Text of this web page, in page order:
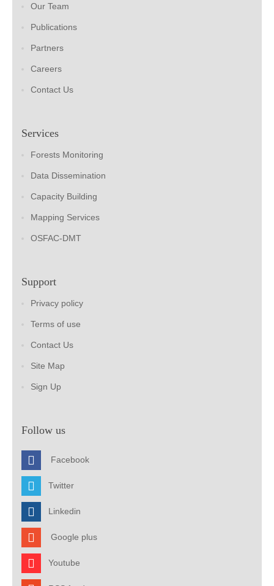
Our Team
Publications
Partners
Careers
Contact Us
Services
Forests Monitoring
Data Dissemination
Capacity Building
Mapping Services
OSFAC-DMT
Support
Privacy policy
Terms of use
Contact Us
Site Map
Sign Up
Follow us
Facebook
Twitter
Linkedin
Google plus
Youtube